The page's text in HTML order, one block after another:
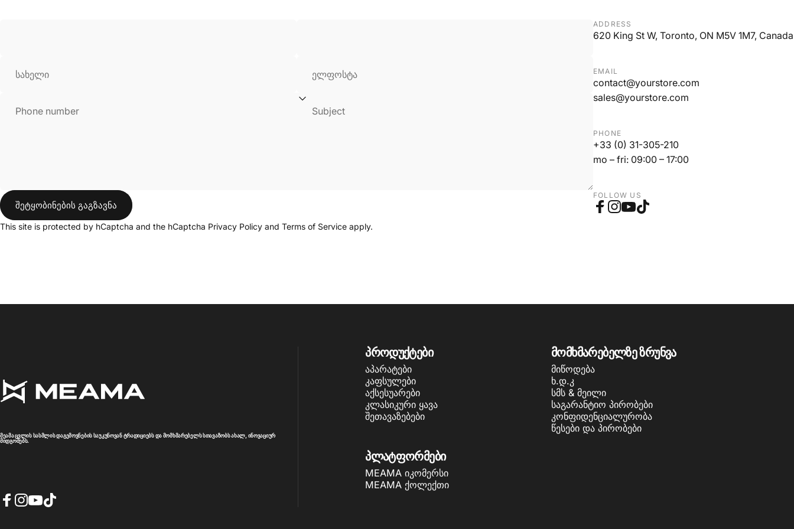
სახელი ელფოსტა
Phone number Subject
შეტყობინება
შეტყობინების გაგზავნა
შეტყობინების გაგზავნა
This site is protected by hCaptcha and the hCaptcha Privacy Policy and Terms of Service apply.
ADDRESS
620 King St W, Toronto, ON M5V 1M7, Canada
EMAIL
contact@yourstore.com
sales@yourstore.com
PHONE
+33 (0) 31-305-210
mo – fri: 09:00 – 17:00
FOLLOW US
პროდუქტები
აპარატები
კაფსულები
აქსესუარები
კლასიკური ყავა
შეთავაზებები
მომხმარებელზე ზრუნვა
მიწოდება
ხ.დ.კ
სმს & მეილი
საგარანტიო პირობები
კონფიდენციალურობა
წესები და პირობები
პლატფორმები
MEAMA იკომერსი
MEAMA ქოლექთი
MEAMA Georgia B2B
მეამა ცვლის სასმლის დაგემოვნების საუკუნოვან ტრადიციებს და მომხმარებელს სთავაზობს ახალ, ინოვაციურ
მიდგომებს.